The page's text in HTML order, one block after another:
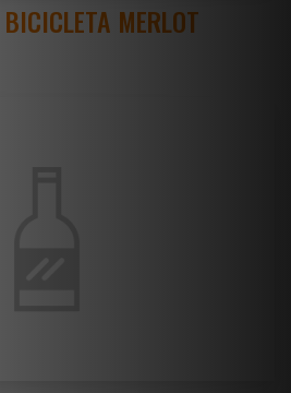
MERLOT